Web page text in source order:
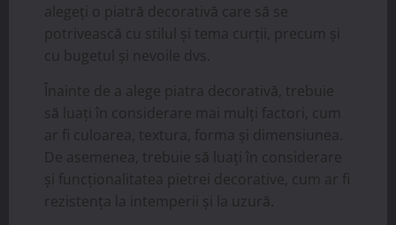
alegeți o piatră decorativă care să se
potrivească cu stilul și tema curții, precum și
cu bugetul și nevoile dvs.
Înainte de a alege piatra decorativă, trebuie
să luați în considerare mai mulți factori, cum
ar fi culoarea, textura, forma și dimensiunea.
De asemenea, trebuie să luați în considerare
și funcționalitatea pietrei decorative, cum ar fi
rezistența la intemperii și la uzură.